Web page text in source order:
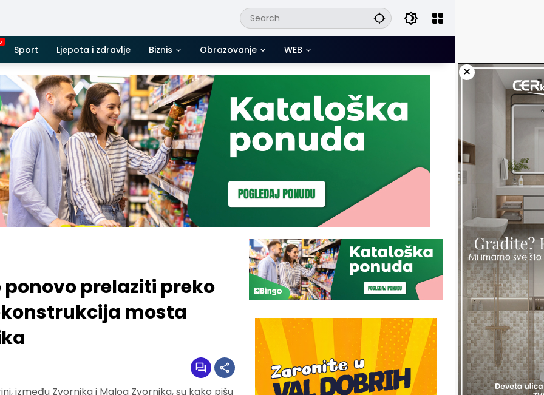
Sport Ljepota i zdravlje Biznis Obrazovanje WEB
×
prelaziti preko
mosta
između Zvornika i Malog Zvornika, su kako pišu